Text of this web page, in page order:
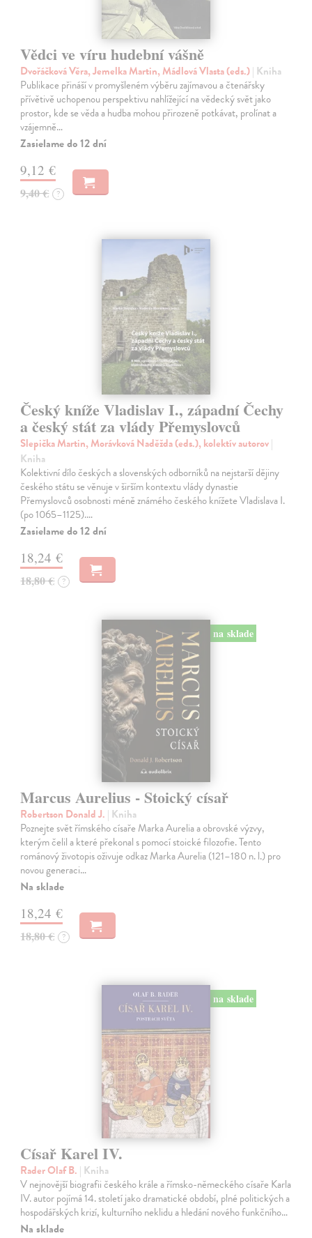
Vědci ve víru hudební vášně
Dvořáčková Věra, Jemelka Martin, Mádlová Vlasta (eds.)| Kniha
Publikace přináší v promyšleném výběru zajímavou a čtenářsky
přívětivě uchopenou perspektivu nahlížející na vědecký svět jako
prostor, kde se věda a hudba mohou přirozeně potkávat, prolínat a
vzájemně…
Zasielame do 12 dní
9,12 €
9,40 € ?
Český kníže Vladislav I., západní Čechy
a český stát za vlády Přemyslovců
Slepička Martin, Morávková Naděžda (eds.), kolektív autorov|
Kniha
Kolektivní dílo českých a slovenských odborníků na nejstarší dějiny
českého státu se věnuje v širším kontextu vlády dynastie
Přemyslovců osobnosti méně známého českého knížete Vladislava I.
(po 1065–1125).…
Zasielame do 12 dní
18,24 €
18,80 € ?
na sklade
Marcus Aurelius - Stoický císař
Robertson Donald J. | Kniha
Poznejte svět římského císaře Marka Aurelia a obrovské výzvy,
kterým čelil a které překonal s pomocí stoické filozofie. Tento
románový životopis oživuje odkaz Marka Aurelia (121–180 n. l.) pro
novou generaci…
Na sklade
18,24 €
18,80 € ?
na sklade
Císař Karel IV.
Rader Olaf B. | Kniha
V nejnovější biografii českého krále a římsko-německého císaře Karla
IV. autor pojímá 14. století jako dramatické období, plné politických a
hospodářských krizí, kulturního neklidu a hledání nového funkčního…
Na sklade